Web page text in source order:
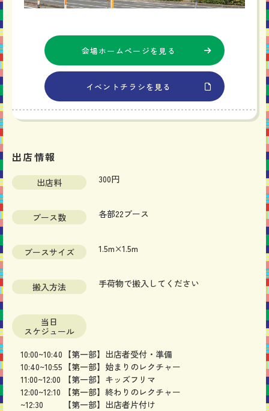
会場ホームページを見る
イベントチラシを見る
出店情報
出店料 300円
ブース数 各部22ブース
ブースサイズ 1.5m×1.5m
搬入方法 手荷物で搬入してください
当日
スケジュール
10:00~10:40 【第一部】出店者受付・準備
10:40~10:55 【第一部】始まりのレクチャー
11:00~12:00
【第一部】キッズフリマ
12:00~12:10
【第一部】終わりのレクチャー
~12:30
【第一部】出店者片付け